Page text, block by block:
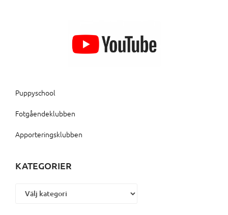
Puppyschool
Fotgåendeklubben
Apporteringsklubben
KATEGORIER
Kategorier